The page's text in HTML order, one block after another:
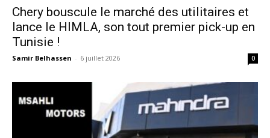
Chery bouscule le marché des utilitaires et
lance le HIMLA, son tout premier pick-up en
Tunisie !
Samir Belhassen - 6 juillet 2026 0